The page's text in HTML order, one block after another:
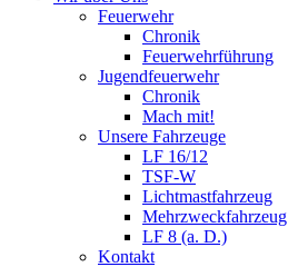
Feuerwehr
Chronik
Feuerwehrführung
Jugendfeuerwehr
Chronik
Mach mit!
Unsere Fahrzeuge
LF 16/12
TSF-W
Lichtmastfahrzeug
Mehrzweckfahrzeug
LF 8 (a. D.)
Kontakt